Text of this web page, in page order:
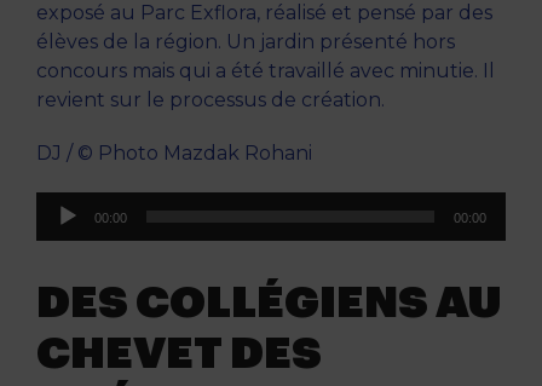
exposé au Parc Exflora, réalisé et pensé par des
élèves de la région. Un jardin présenté hors
concours mais qui a été travaillé avec minutie. Il
revient sur le processus de création.
DJ / © Photo Mazdak Rohani
Lecteur
00:00 00:00
DES COLLÉGIENS AU
CHEVET DES